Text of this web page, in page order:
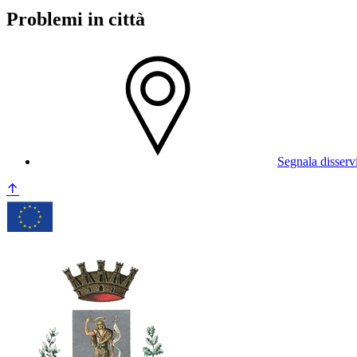
Problemi in città
Segnala